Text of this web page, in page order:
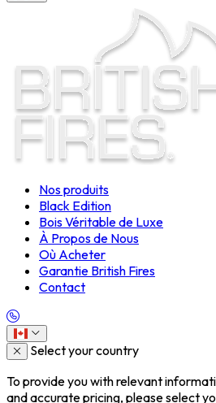
Nos produits
Black Edition
Bois Véritable de Luxe
À Propos de Nous
Où Acheter
Garantie British Fires
Contact
Select your country
To provide you with relevant
and accurate pricing, please select